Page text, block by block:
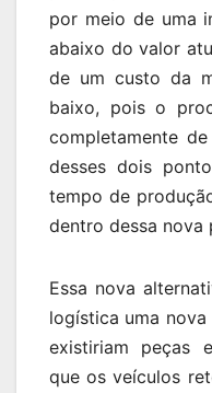
por meio de uma
abaixo do valor
de um custo da
baixo, pois o
completamente
desses dois
tempo de
dentro dessa nova
Essa nova
logística uma
existiriam peças
que os veículos